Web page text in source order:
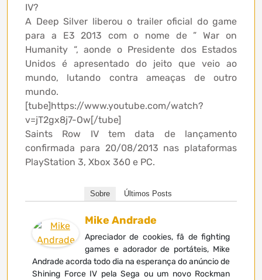
IV?
A Deep Silver liberou o trailer oficial do game
para a E3 2013 com o nome de ” War on
Humanity “, aonde o Presidente dos Estados
Unidos é apresentado do jeito que veio ao
mundo, lutando contra ameaças de outro
mundo.
[tube]https://www.youtube.com/watch?
v=jT2gx8j7-Ow[/tube]
Saints Row IV tem data de lançamento
confirmada para 20/08/2013 nas plataformas
PlayStation 3, Xbox 360 e PC.
Sobre Últimos Posts
Mike Andrade
Apreciador de cookies, fã de fighting
games e adorador de portáteis, Mike
Andrade acorda todo dia na esperança do anúncio de
Shining Force IV pela Sega ou um novo Rockman